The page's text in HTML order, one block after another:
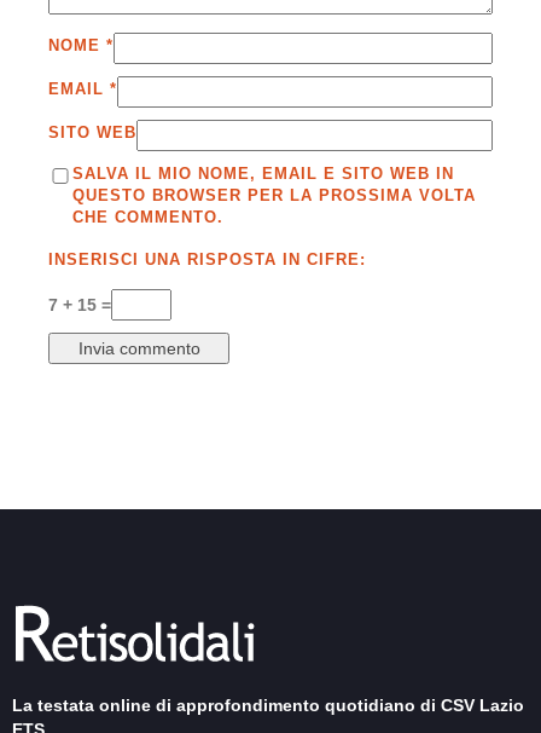
NOME *
EMAIL *
SITO WEB
SALVA IL MIO NOME, EMAIL E SITO WEB IN
QUESTO BROWSER PER LA PROSSIMA VOLTA
CHE COMMENTO.
INSERISCI UNA RISPOSTA IN CIFRE:
7 + 15 =
La testata online di approfondimento quotidiano di CSV Lazio